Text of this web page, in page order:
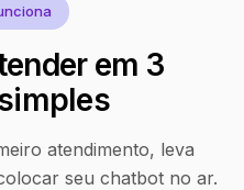
em 3
atendimento, leva
seu chatbot no ar.